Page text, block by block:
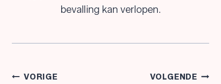
bevalling kan verlopen.
Bericht
VORIGE VOLGENDE